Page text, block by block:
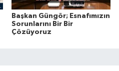
Başkan Güngör; Esnafımızın
Sorunlarını Bir Bir
Çözüyoruz